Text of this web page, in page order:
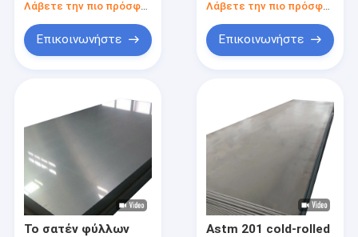
Ζητήστε μια προσφορά
Ελασματοποιημένο εν ψυχρώ φύλλο ανοξείδωτου
Καυτός - κυλημένο πιάτο ανοξείδωτου
σπείρα ανοξείδωτου
Λουρίδα ανοξείδωτου
ανοξείδωτου
Λάβετε την πιο πρόσφατη τιμή
Επικοινωνήστε
Λάβετε την πιο πρόσφατη τιμή
Επικοινωνήστε
Το σατέν φύλλων
Astm 201 cold-rolled